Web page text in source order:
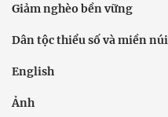
Giảm nghèo bền vững
Dân tộc thiểu số và miền núi
English
Ảnh